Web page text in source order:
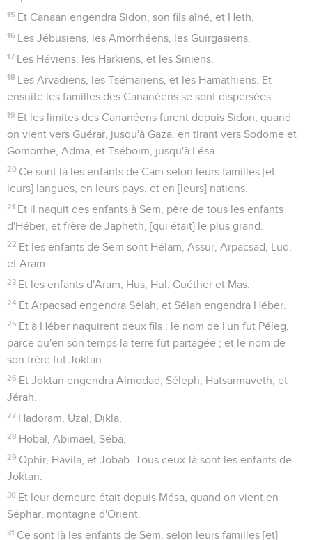
15 Et Canaan engendra Sidon, son fils aîné, et Heth,
16 Les Jébusiens, les Amorrhéens, les Guirgasiens,
17 Les Héviens, les Harkiens, et les Siniens,
18 Les Arvadiens, les Tsémariens, et les Hamathiens. Et
ensuite les familles des Cananéens se sont dispersées.
19 Et les limites des Cananéens furent depuis Sidon, quand
on vient vers Guérar, jusqu'à Gaza, en tirant vers Sodome et
Gomorrhe, Adma, et Tséboïm, jusqu'à Lésa.
20 Ce sont là les enfants de Cam selon leurs familles [et
leurs] langues, en leurs pays, et en [leurs] nations.
21 Et il naquit des enfants à Sem, père de tous les enfants
d'Héber, et frère de Japheth, [qui était] le plus grand.
22 Et les enfants de Sem sont Hélam, Assur, Arpacsad, Lud,
et Aram.
23 Et les enfants d'Aram, Hus, Hul, Guéther et Mas.
24 Et Arpacsad engendra Sélah, et Sélah engendra Héber.
25 Et à Héber naquirent deux fils : le nom de l'un fut Péleg,
parce qu'en son temps la terre fut partagée ; et le nom de
son frère fut Joktan.
26 Et Joktan engendra Almodad, Séleph, Hatsarmaveth, et
Jérah.
27 Hadoram, Uzal, Dikla,
28 Hobal, Abimaël, Séba,
29 Ophir, Havila, et Jobab. Tous ceux-là sont les enfants de
Joktan.
30 Et leur demeure était depuis Mésa, quand on vient en
Séphar, montagne d'Orient.
31 Ce sont là les enfants de Sem, selon leurs familles [et]